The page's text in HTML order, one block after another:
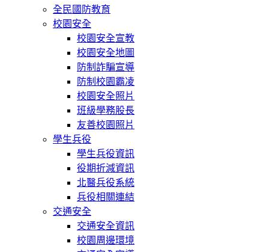
全民國防教育
校園安全
校園安全宣教
校園安全地圖
防制詐騙宣導
防制校園霸凌
校園安全照片
班級學務股長
友善校園照片
學生兵役
學生兵役資訊
役期折減資訊
北醫兵役系統
兵役相關連結
交通安全
交通安全資訊
校園周邊環境